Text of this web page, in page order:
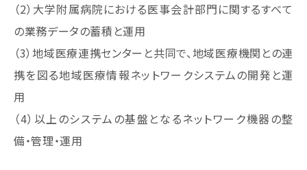
（2）大学附属病院における医事会計部門に関するすべて
の業務データの蓄積と運用
（3）地域医療連携センターと共同で、地域医療機関との連
携を図る地域医療情報ネットワークシステムの開発と運
用
（4）以上のシステムの基盤となるネットワーク機器の整
備・管理・運用